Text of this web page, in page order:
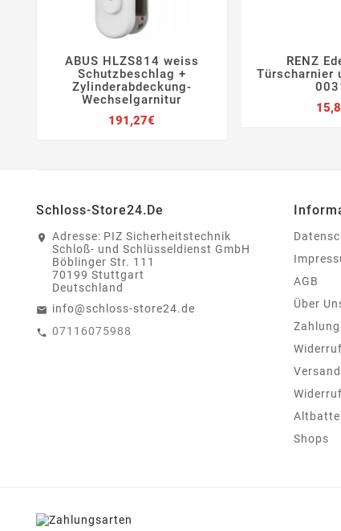
   
ABUS HLZS814 weiss
Schutzbeschlag +
Zylinderabdeckung-
Wechselgarnitur
191,27€
 
RENZ
Türscharnier
Schloss-Store24.de
Adresse: PIZ Sicherheitstechnik
Schloß- und Schlüsseldienst GmbH
Böblinger Str. 111
70199 Stuttgart
Deutschland
info@schloss-store24.de
07116075988
AGB
Über
Shops